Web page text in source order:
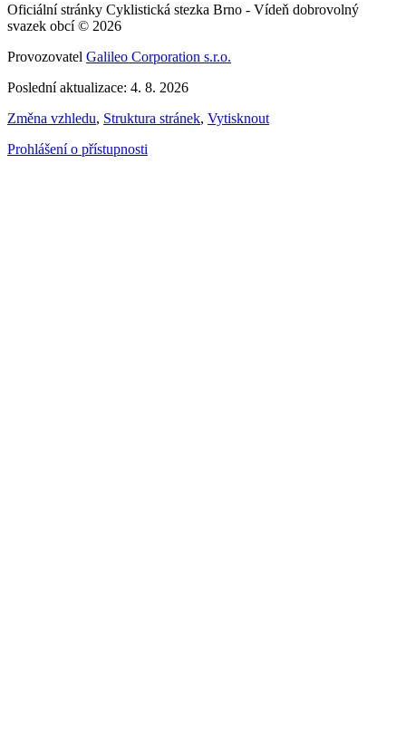
Oficiální stránky Cyklistická stezka Brno - Vídeň dobrovolný
svazek obcí © 2026
Provozovatel Galileo Corporation s.r.o.
Poslední aktualizace: 4. 8. 2026
Změna vzhledu, Struktura stránek, Vytisknout
Prohlášení o přístupnosti